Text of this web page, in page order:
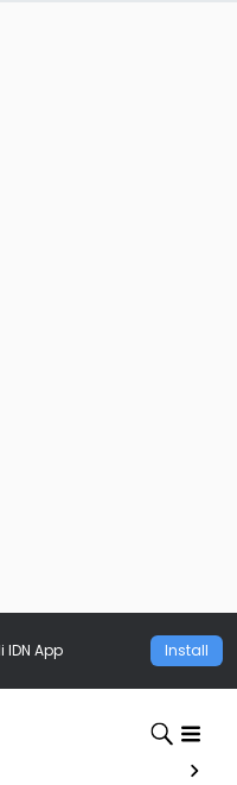
App Install